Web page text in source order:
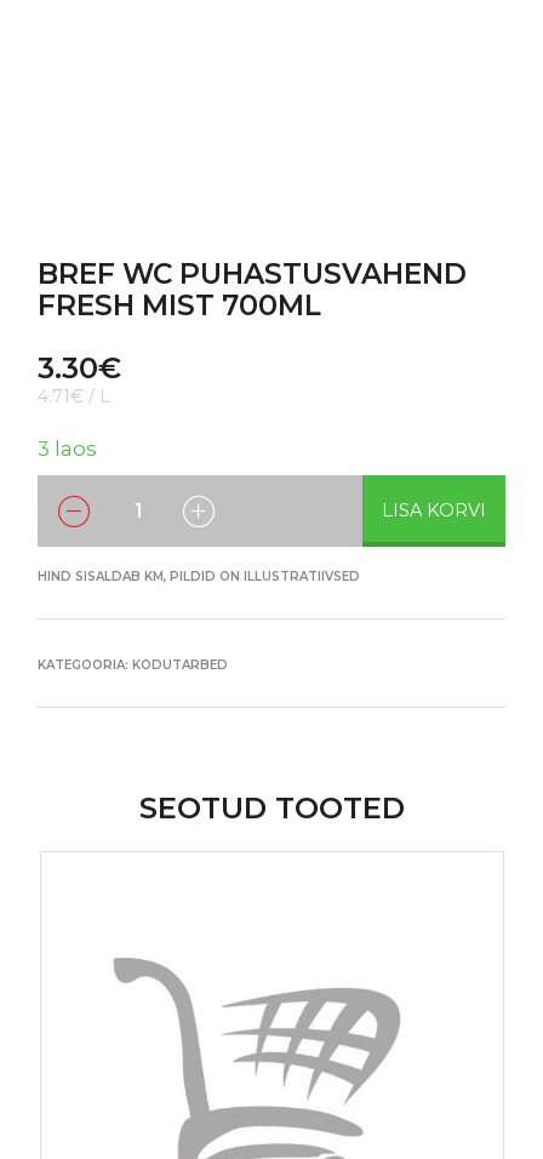
BREF WC PUHASTUSVAHEND
FRESH MIST 700ML
3.30€
4.71€ / L
3 laos
LISA KORVI
HIND SISALDAB KM, PILDID ON ILLUSTRATIIVSED
KATEGOORIA:KODUTARBED
SEOTUD TOOTED